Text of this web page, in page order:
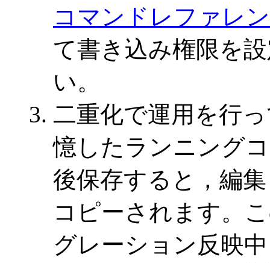
コマンドレファレ
て書き込み権限を
い。
二重化で運用を行
憶したランニング
後保存すると，編
コピーされます。
グレーション反映